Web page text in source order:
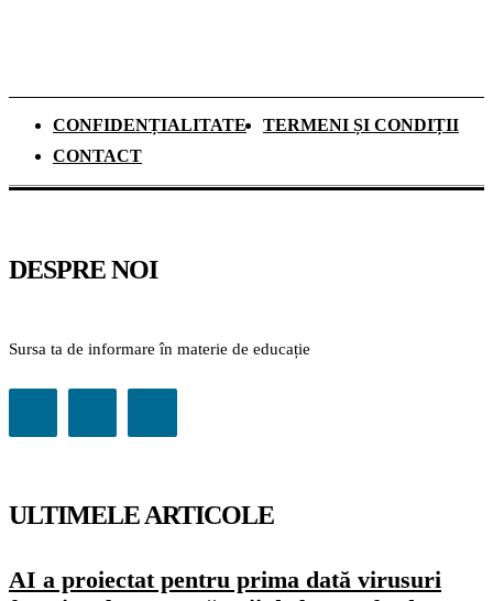
CONFIDENȚIALITATE
TERMENI ȘI CONDIȚII
CONTACT
DESPRE NOI
Sursa ta de informare în materie de educație
ULTIMELE ARTICOLE
AI a proiectat pentru prima dată virusuri